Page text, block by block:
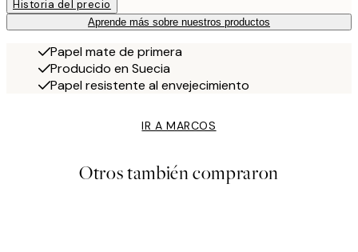
Historia del precio
Aprende más sobre nuestros productos
Papel mate de primera
Producido en Suecia
Papel resistente al envejecimiento
IR A MARCOS
Otros también compraron